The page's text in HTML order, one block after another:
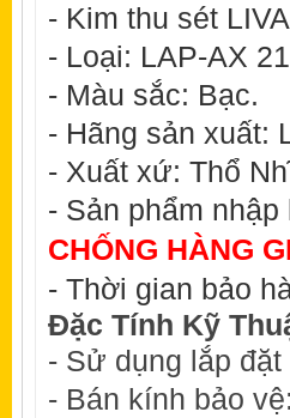
- Kim thu sét
- Loại: LAP-AX
- Màu sắc: Bạc.
- Hãng sản xuất:
- Xuất xứ: Thổ
- Sản phẩm
CHỐNG HÀNG
- Thời gian bảo
Đặc Tính Kỹ
- Sử dụng lắp
- Bán kính bảo